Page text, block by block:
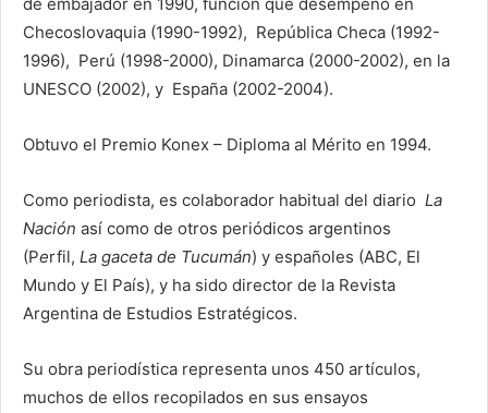
Checoslovaquia (1990-1992), República Checa (1992-
1996), Perú (1998-2000), Dinamarca (2000-2002), en la
UNESCO (2002), y España (2002-2004).
Obtuvo el Premio Konex – Diploma al Mérito en 1994.
Como periodista, es colaborador habitual del diario La
Nación así como de otros periódicos argentinos
(Perfil, La gaceta de Tucumán) y españoles (ABC, El
Mundo y El País), y ha sido director de la Revista
Argentina de Estudios Estratégicos.
Su obra periodística representa unos 450 artículos,
muchos de ellos recopilados en sus ensayos